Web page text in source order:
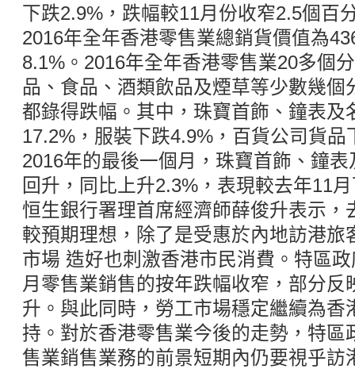
下跌2.9%，跌幅較11月份收窄2.5個百
2016年全年香港零售業總銷貨價值為
8.1%。2016年全年香港零售業20多個
品、食品、酒類飲品及煙草等少數幾個
都錄得跌幅。其中，珠寶首飾、鐘表及
17.2%，服裝下跌4.9%，百貨公司貨品
2016年的最後一個月，珠寶首飾、鐘
回升，同比上升2.3%，表現較去年11
恒生銀行署理首席經濟師薛俊升表示，
較預期理想，除了是受惠於內地訪港旅
市場 造好也刺激香港市民消費。特區
月零售業銷售的按年跌幅收窄，部分反
升。與此同時，勞工市場穩定繼續為香
持。對於香港零售業今後的走勢，特區
售業銷售業務的前景短期內仍要視乎訪